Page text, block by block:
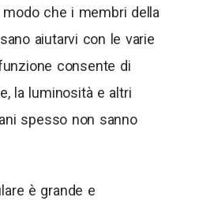
che i membri della
aiutarvi con le varie
consente di
la luminosità e altri
spesso non sanno
è grande e